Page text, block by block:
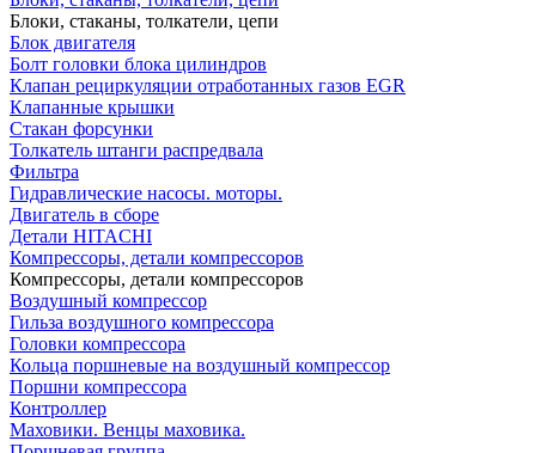
Блоки, стаканы, толкатели, цепи
Блок двигателя
Болт головки блока цилиндров
Клапан рециркуляции отработанных газов EGR
Клапанные крышки
Стакан форсунки
Толкатель штанги распредвала
Фильтра
Гидравлические насосы. моторы.
Двигатель в сборе
Детали HITACHI
Компрессоры, детали компрессоров
Компрессоры, детали компрессоров
Воздушный компрессор
Гильза воздушного компрессора
Головки компрессора
Кольца поршневые на воздушный компрессор
Поршни компрессора
Контроллер
Маховики. Венцы маховика.